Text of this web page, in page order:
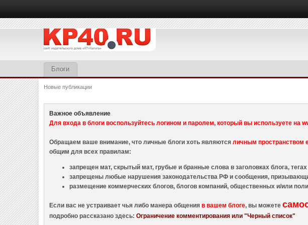
Блоги
Новые публикации
Важное объявление
Для входа в блоги воспользуйтесь логином и паролем, который вы используете на
Обращаем ваше внимание, что личные блоги хоть являютсяличным пространством
общим для всех правилам:
запрещен мат, скрытый мат, грубые и бранные слова в заголовках блога,
запрещены любые нарушения законодательства РФ и сообщения,
размещение коммерческих блогов, блогов компаний, общественных и/или
Если вас не устраивает чья либо манера общенияв вашем блоге, вы можете
подробно рассказано здесь:Ограничение комментирования или "Черный список"